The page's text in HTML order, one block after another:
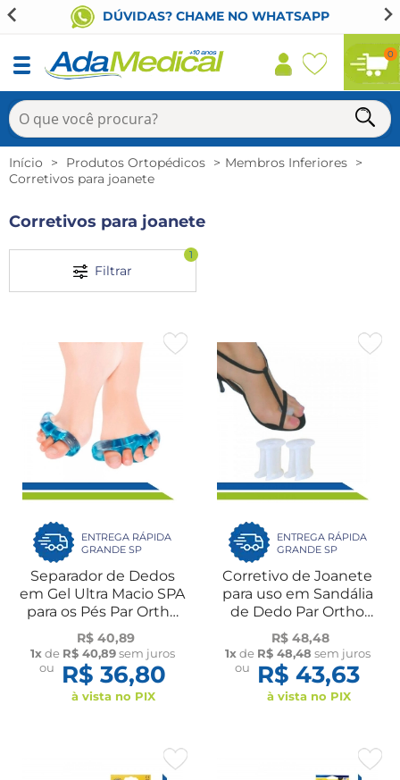
DÚVIDAS? CHAME NO WHATSAPP
0
Início Produtos Ortopédicos
Membros Inferiores
Corretivos para joanete
Corretivos para joanete
Filtrar
1
ENTREGA RÁPIDA
GRANDE SP
Separador de Dedos
em Gel Ultra Macio SPA
para os Pés Par Ortho
Pauher
R$ 40,89
1xde R$ 40,89sem juros
ou
R$ 36,80
à vista no PIX
ENTREGA RÁPIDA
GRANDE SP
Corretivo de Joanete
para uso em Sandália
de Dedo Par Ortho
Pauher
R$ 48,48
1xde R$ 48,48 sem juros
ou
R$ 43,63
à vista no PIX